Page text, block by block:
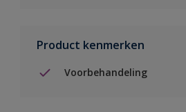
Product kenmerken
Voorbehandeling